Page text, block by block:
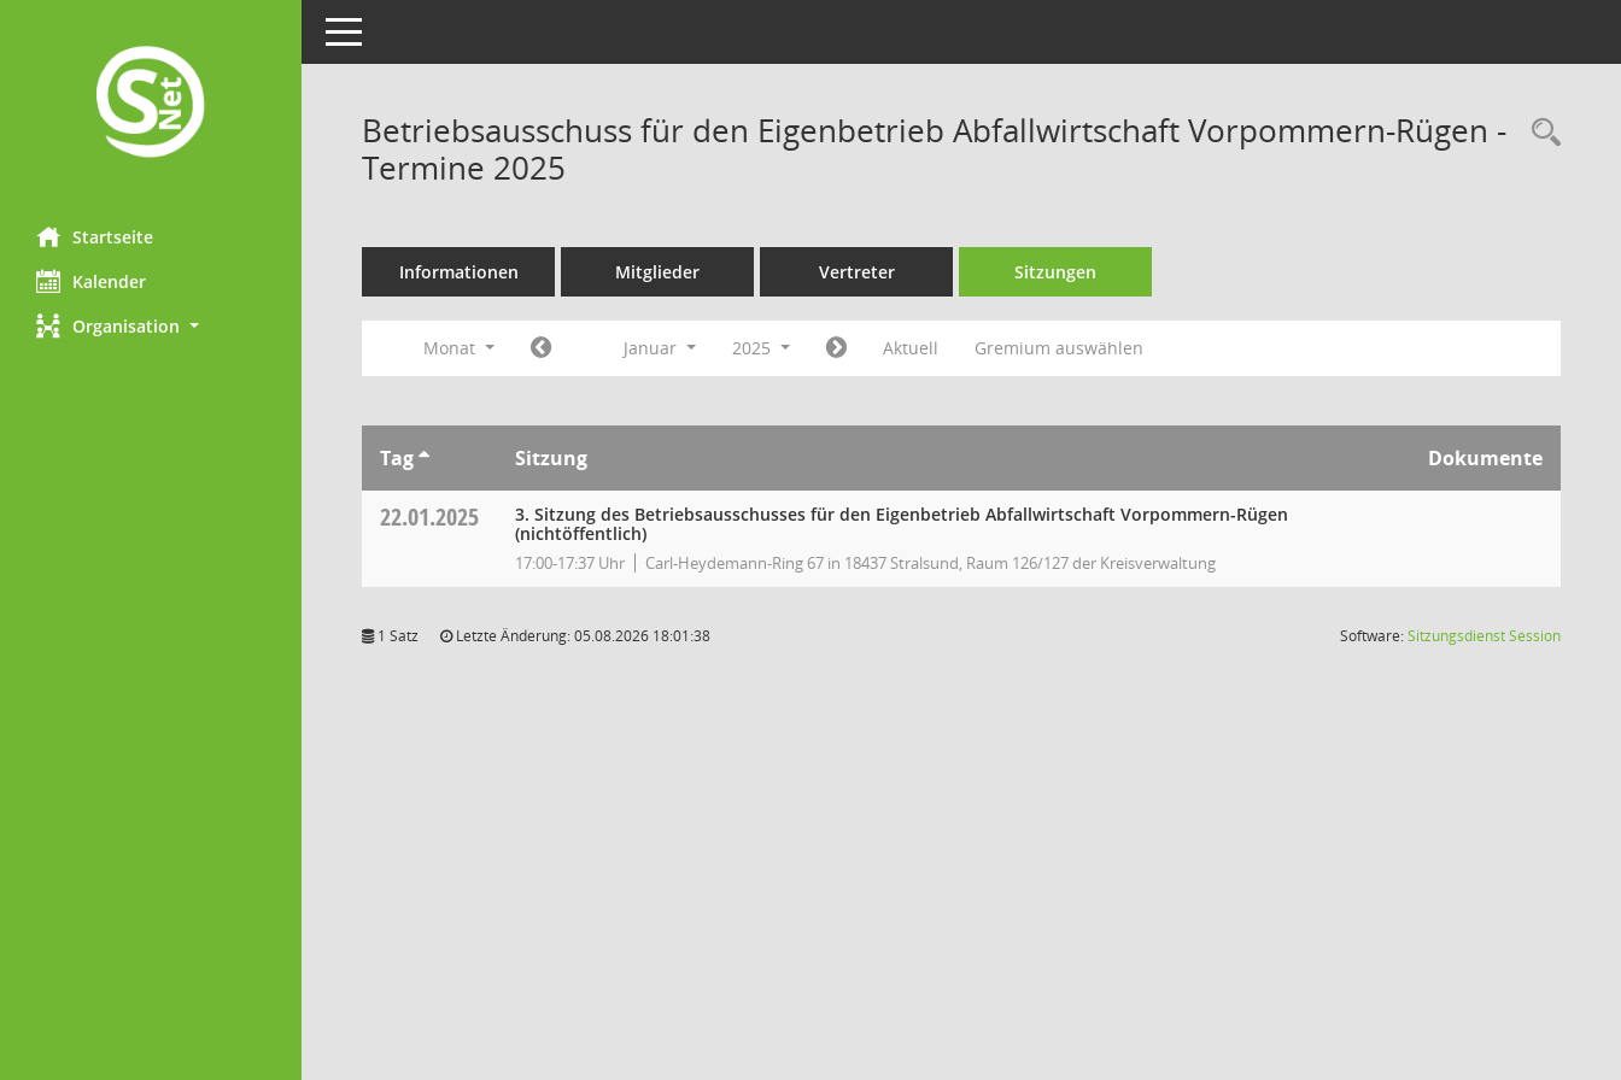
Startseite
Kalender
Organisation
Toggle navigation
Betriebsausschuss für den Eigenbetrieb Abfallwirtschaft Vorpommern-Rügen -
Termine 2025
Informationen Mitglieder Vertreter Sitzungen
Monat Januar 2025 Aktuell Gremium auswählen
Tag Sitzung Dokumente
22.01.2025
3. Sitzung des Betriebsausschusses für den Eigenbetrieb Abfallwirtschaft Vorpommern-Rügen
(nichtöffentlich)
17:00-17:37 Uhr Carl-Heydemann-Ring 67 in 18437 Stralsund, Raum 126/127 der Kreisverwaltung
1 Satz Letzte Änderung: 05.08.2026 18:01:38 Software:SitzungsdienstSession(Wird in